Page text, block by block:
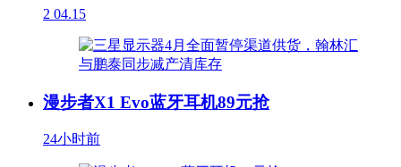
2 04.15
漫步者X1 Evo蓝牙耳机89元抢
24小时前